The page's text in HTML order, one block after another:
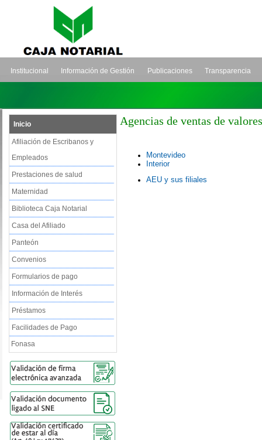
Institucional Información de Gestión Publicaciones Transparencia
Inicio
Afiliación de Escribanos y
Empleados
Prestaciones de salud
Maternidad
Biblioteca Caja Notarial
Casa del Afiliado
Panteón
Convenios
Formularios de pago
Información de Interés
Préstamos
Facilidades de Pago
Fonasa
Agencias de ventas de
Montevideo
Interior
AEU y sus filiales